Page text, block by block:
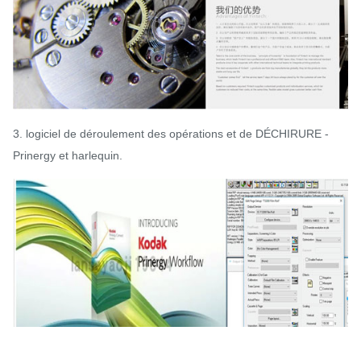
3. logiciel de déroulement des opérations et de DÉCHIRURE -
Prinergy et harlequin.